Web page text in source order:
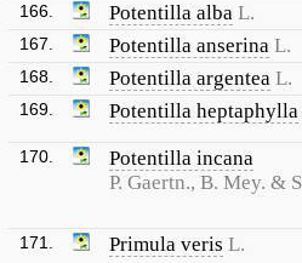
166. Potentilla alba L.
167. Potentilla anserina L.
168. Potentilla argentea L.
169. Potentilla heptaphylla
170.
Potentilla incana
P. Gaertn., B. Mey. &
171. Primula veris L.